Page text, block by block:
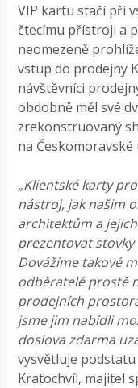
VIP kartu stačí při
čtecímu přístroji a
neomezeně
vstup do prodejny
návštěvníci
obdobně měl své
zrekonstruovaný
na Českomoravské
„Klientské karty
nástroj, jak našim
architektům a
prezentovat
Dovážíme takové
odběratelé prostě
prodejních
jsme jim nabídli
doslova zdarma
vysvětluje
Kratochvíl, majitel